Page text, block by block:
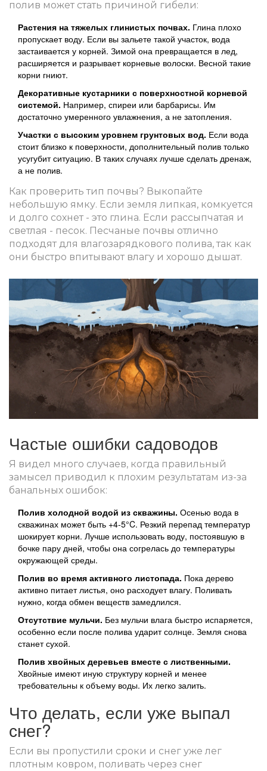
полив может стать причиной гибели:
Растения на тяжелых глинистых почвах. Глина плохо
пропускает воду. Если вы зальете такой участок, вода
застаивается у корней. Зимой она превращается в лед,
расширяется и разрывает корневые волоски. Весной такие
корни гниют.
Декоративные кустарники с поверхностной корневой
системой. Например, спиреи или барбарисы. Им
достаточно умеренного увлажнения, а не затопления.
Участки с высоким уровнем грунтовых вод. Если вода
стоит близко к поверхности, дополнительный полив только
усугубит ситуацию. В таких случаях лучше сделать дренаж,
а не полив.
Как проверить тип почвы? Выкопайте
небольшую ямку. Если земля липкая, комкуется
и долго сохнет - это глина. Если рассыпчатая и
светлая - песок. Песчаные почвы отлично
подходят для влагозарядкового полива, так как
они быстро впитывают влагу и хорошо дышат.
Частые ошибки садоводов
Я видел много случаев, когда правильный
замысел приводил к плохим результатам из-за
банальных ошибок:
Полив холодной водой из скважины. Осенью вода в
скважинах может быть +4-5°C. Резкий перепад температур
шокирует корни. Лучше использовать воду, постоявшую в
бочке пару дней, чтобы она согрелась до температуры
окружающей среды.
Полив во время активного листопада. Пока дерево
активно питает листья, оно расходует влагу. Поливать
нужно, когда обмен веществ замедлился.
Отсутствие мульчи. Без мульчи влага быстро испаряется,
особенно если после полива ударит солнце. Земля снова
станет сухой.
Полив хвойных деревьев вместе с лиственными.
Хвойные имеют иную структуру корней и менее
требовательны к объему воды. Их легко залить.
Что делать, если уже выпал
снег?
Если вы пропустили сроки и снег уже лег
плотным ковром, поливать через снег